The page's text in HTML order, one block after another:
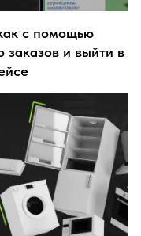
c помощью
заказов и выйти в